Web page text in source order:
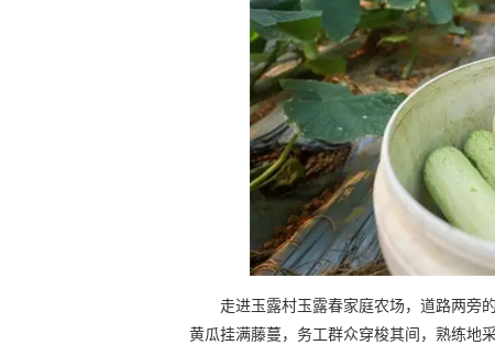
走进玉露村玉露春家庭农场，道路两旁
黄瓜挂满藤蔓，务工群众穿梭其间，熟练地